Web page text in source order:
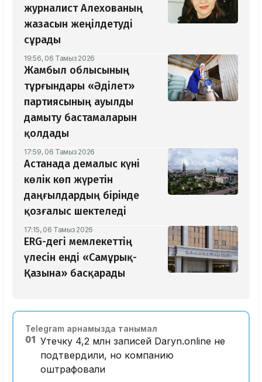
журналист Алехованың
жазасын жеңілдетуді
сұрады
19:56, 06 Тамыз 2026
Жамбыл облысының
тұрғындары «Әділет»
партиясының ауылды
дамыту бастамаларын
қолдады
17:59, 06 Тамыз 2026
Астанада демалыс күні
көлік көп жүретін
даңғылдардың бірінде
қозғалыс шектеледі
17:15, 06 Тамыз 2026
ERG-дегі мемлекеттің
үлесін енді «Самұрық-
Қазына» басқарады
Telegram арнамызда танымал
01 Утечку 4,2 млн записей Daryn.online не
подтвердили, но компанию
оштрафовали